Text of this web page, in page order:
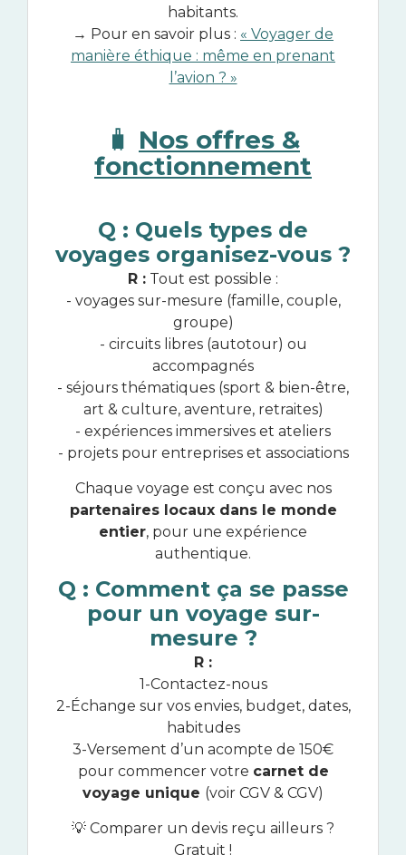
habitants.
→ Pour en savoir plus : « Voyager de
manière éthique : même en prenant
l’avion ? »
🧳 Nos offres &
fonctionnement
Q : Quels types de
voyages organisez-vous ?
R : Tout est possible :
- voyages sur-mesure (famille, couple,
groupe)
- circuits libres (autotour) ou
accompagnés
- séjours thématiques (sport & bien-être,
art & culture, aventure, retraites)
- expériences immersives et ateliers
- projets pour entreprises et associations
Chaque voyage est conçu avec nos
partenaires locaux dans le monde
entier, pour une expérience
authentique.
Q : Comment ça se passe
pour un voyage sur-
mesure ?
R :
1-Contactez-nous
2-Échange sur vos envies, budget, dates,
habitudes
3-Versement d’un acompte de 150€
pour commencer votre carnet de
voyage unique (voir CGV & CGV)
💡 Comparer un devis reçu ailleurs ?
Gratuit !